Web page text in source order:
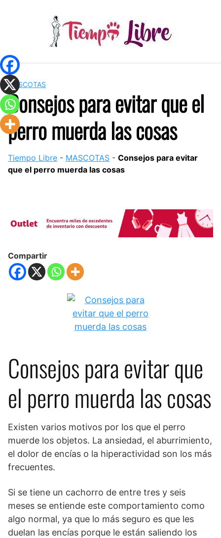
MASCOTAS
Consejos para evitar que el
perro muerda las cosas
Tiempo Libre - MASCOTAS - Consejos para evitar
que el perro muerda las cosas
Compartir
Consejos para evitar que
el perro muerda las cosas
Existen varios motivos por los que el perro
muerde los objetos. La ansiedad, el aburrimiento,
el dolor de encías o la hiperactividad son los más
frecuentes.
Si se tiene un cachorro de entre tres y seis
meses se entiende este comportamiento como
algo normal, ya que lo más seguro es que les
duelan las encías porque le están saliendo los